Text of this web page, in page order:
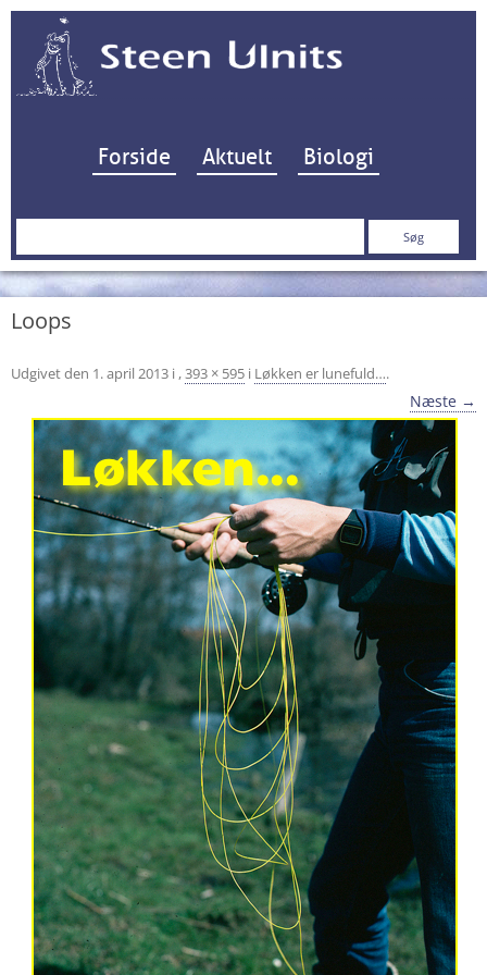
Hop til indhold
Forside Aktuelt Biologi
Søg
Loops
Udgivet den 1. april 2013 i ,393 × 595 i Løkken er lunefuld….
Næste →